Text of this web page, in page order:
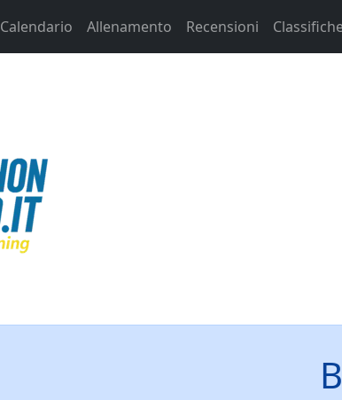
Calendario Allenamento Recensioni